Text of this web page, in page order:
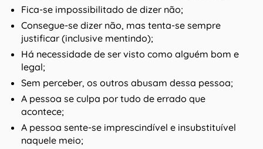
Fica-se impossibilitado de dizer não;
Consegue-se dizer não, mas tenta-se sempre
justificar (inclusive mentindo);
Há necessidade de ser visto como alguém bom e
legal;
Sem perceber, os outros abusam dessa pessoa;
A pessoa se culpa por tudo de errado que
acontece;
A pessoa sente-se imprescindível e insubstituível
naquele meio;